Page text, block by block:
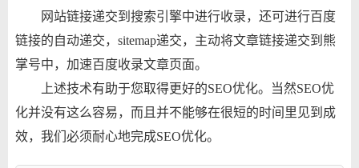
网站链接递交到搜索引擎中进行收录，还可进行百度
链接的自动递交，sitemap递交，主动将文章链接递交到熊
掌号中，加速百度收录文章页面。
上述技术有助于您取得更好的SEO优化。当然SEO优
化并没有这么容易，而且并不能够在很短的时间里见到成
效，我们必须耐心地完成SEO优化。